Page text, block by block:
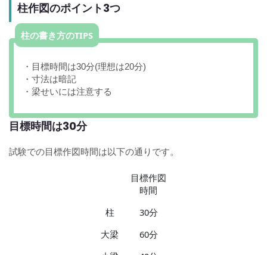
柱作図のポイント3つ
柱の書き方のTIPS
・目標時間は30分(理想は20分)
・寸法は暗記
・梁せいには注意する
目標時間は30分
試験での目標作図時間は以下の通りです。
目標作図
時間
柱
30分
大梁
60分